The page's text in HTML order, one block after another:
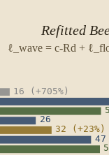
Refitted
ℓ_wave = c-Rd +
16 (+705%)
26
32 (+23%)
47